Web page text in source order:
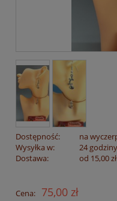
Dostępność:
na
Wysyłka w:
24 godziny
Dostawa:
od 15,00 zł
Cena nie zawiera
Cena: 75,00 zł